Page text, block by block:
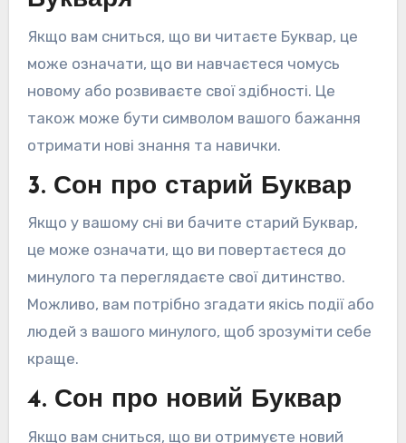
Якщо вам сниться, що ви читаєте Буквар, це
може означати, що ви навчаєтеся чомусь
новому або розвиваєте свої здібності. Це
також може бути символом вашого бажання
отримати нові знання та навички.
3. Сон про старий Буквар
Якщо у вашому сні ви бачите старий Буквар,
це може означати, що ви повертаєтеся до
минулого та переглядаєте свої дитинство.
Можливо, вам потрібно згадати якісь події або
людей з вашого минулого, щоб зрозуміти себе
краще.
4. Сон про новий Буквар
Якщо вам сниться, що ви отримуєте новий